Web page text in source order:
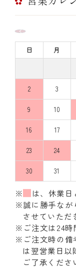
日 月
2 3
9 10
16 17
23 24
30 31
※
は、休業日
※誠に勝手なが
させていただ
※ご注文は24時
※ご注文時の備
は翌営業日以
ご了承くださ